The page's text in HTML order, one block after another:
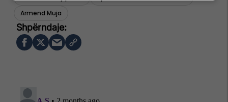
Armend Muja